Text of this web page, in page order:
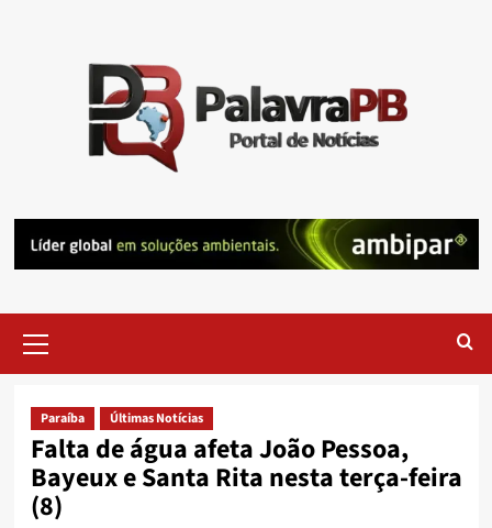
Menu
Paraíba Últimas Notícias
Falta de água afeta João Pessoa,
Bayeux e Santa Rita nesta terça-feira
(8)